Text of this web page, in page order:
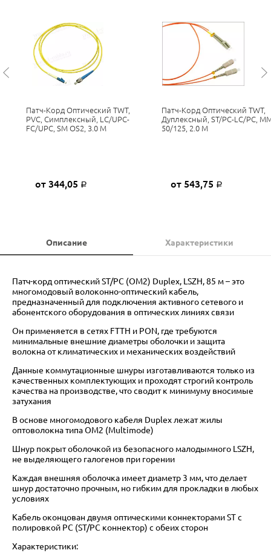
Патч-Корд Оптический TWT,
PVC, Симплексный, LC/UPC-
FC/UPC, SM OS2, 3.0 М
от 344,05 Р
Патч-Корд Оптический TWT,
Дуплексный, ST/PC-LC/PC,
50/125, 2.0 М
от 543,75 Р
Описание Характеристики
Патч-корд оптический ST/PC (OM2) Duplex, LSZH, 85 м – это
многомодовый волоконно-оптический кабель,
предназначенный для подключения активного сетевого и
абонентского оборудования в оптических линиях связи
Он применяется в сетях FTTH и PON, где требуются
минимальные внешние диаметры оболочки и защита
волокна от климатических и механических воздействий
Данные коммутационные шнуры изготавливаются только из
качественных комплектующих и проходят строгий контроль
качества на производстве, что сводит к минимуму вносимые
затухания
В основе многомодового кабеля Duplex лежат жилы
оптоволокна типа OM2 (Multimode)
Шнур покрыт оболочкой из безопасного малодымного LSZH,
не выделяющего галогенов при горении
Каждая внешняя оболочка имеет диаметр 3 мм, что делает
шнур достаточно прочным, но гибким для прокладки в любых
условиях
Кабель оконцован двумя оптическими коннекторами ST с
полировкой PC (ST/PC коннектор) с обеих сторон
Характеристики: